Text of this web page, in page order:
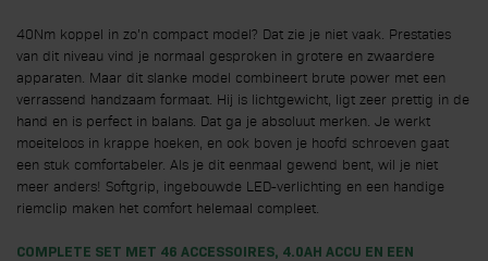
40Nm koppel in zo’n compact model? Dat zie je niet vaak. Prestaties
van dit niveau vind je normaal gesproken in grotere en zwaardere
apparaten. Maar dit slanke model combineert brute power met een
verrassend handzaam formaat. Hij is lichtgewicht, ligt zeer prettig in de
hand en is perfect in balans. Dat ga je absoluut merken. Je werkt
moeiteloos in krappe hoeken, en ook boven je hoofd schroeven gaat
een stuk comfortabeler. Als je dit eenmaal gewend bent, wil je niet
meer anders! Softgrip, ingebouwde LED-verlichting en een handige
riemclip maken het comfort helemaal compleet.
COMPLETE SET MET 46 ACCESSOIRES, 4.0AH ACCU EN EEN